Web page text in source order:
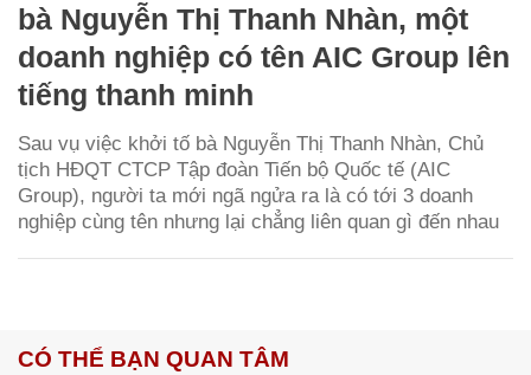
bà Nguyễn Thị Thanh Nhàn, một
doanh nghiệp có tên AIC Group lên
tiếng thanh minh
Sau vụ việc khởi tố bà Nguyễn Thị Thanh Nhàn, Chủ
tịch HĐQT CTCP Tập đoàn Tiến bộ Quốc tế (AIC
Group), người ta mới ngã ngửa ra là có tới 3 doanh
nghiệp cùng tên nhưng lại chẳng liên quan gì đến nhau
CÓ THỂ BẠN QUAN TÂM